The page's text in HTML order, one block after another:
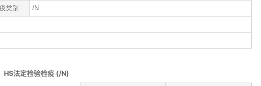
类别 /N
HS法定检验检疫 (/N)